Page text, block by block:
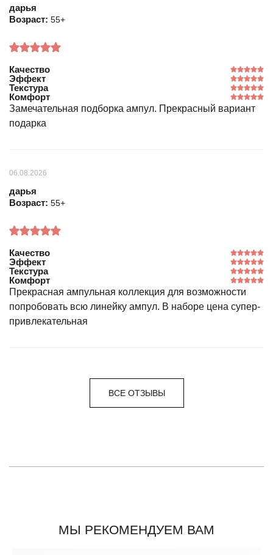
дарья
Возраст: 55+
Качество
Эффект
Текстура
Комфорт
Замечательная подборка ампул. Прекрасный вариант
подарка
06.08.2026
дарья
Возраст: 55+
Качество
Эффект
Текстура
Комфорт
Прекрасная ампульная коллекция для возможности
попробовать всю линейку ампул. В наборе цена супер-
привлекательная
ВСЕ ОТЗЫВЫ
МЫ РЕКОМЕНДУЕМ ВАМ